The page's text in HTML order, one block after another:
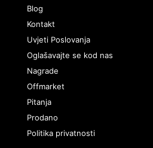
Blog
Kontakt
Uvjeti Poslovanja
Oglašavajte se kod nas
Nagrade
Offmarket
Pitanja
Prodano
Politika privatnosti